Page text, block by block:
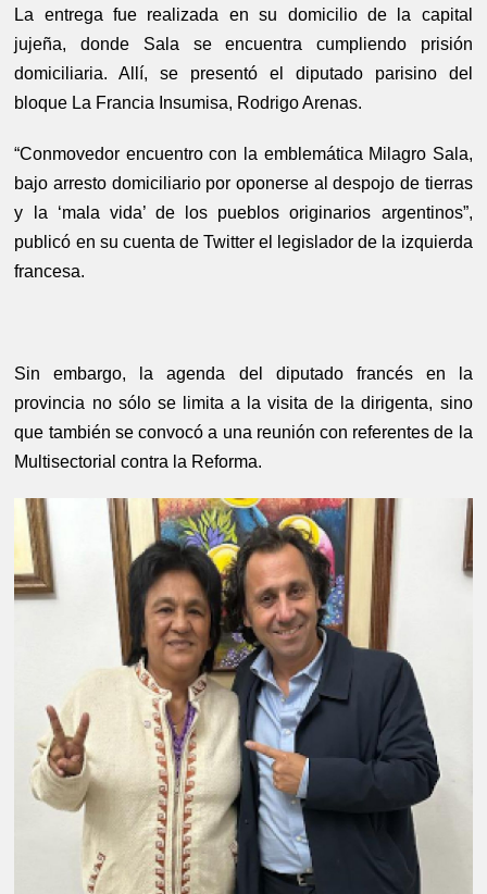
La entrega fue realizada en su domicilio de la capital
jujeña, donde Sala se encuentra cumpliendo prisión
domiciliaria. Allí, se presentó el diputado parisino del
bloque La Francia Insumisa, Rodrigo Arenas.
“Conmovedor encuentro con la emblemática Milagro Sala,
bajo arresto domiciliario por oponerse al despojo de tierras
y la ‘mala vida’ de los pueblos originarios argentinos”,
publicó en su cuenta de Twitter el legislador de la izquierda
francesa.
Sin embargo, la agenda del diputado francés en la
provincia no sólo se limita a la visita de la dirigenta, sino
que también se convocó a una reunión con referentes de la
Multisectorial contra la Reforma.